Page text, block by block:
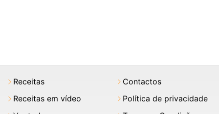
Receitas
Receitas em vídeo
Contactos
Política de privacidade